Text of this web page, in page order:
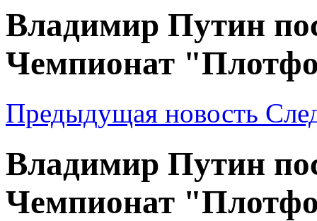
Владимир Путин
Чемпионат
Предыдущая новость
Владимир Путин
Чемпионат